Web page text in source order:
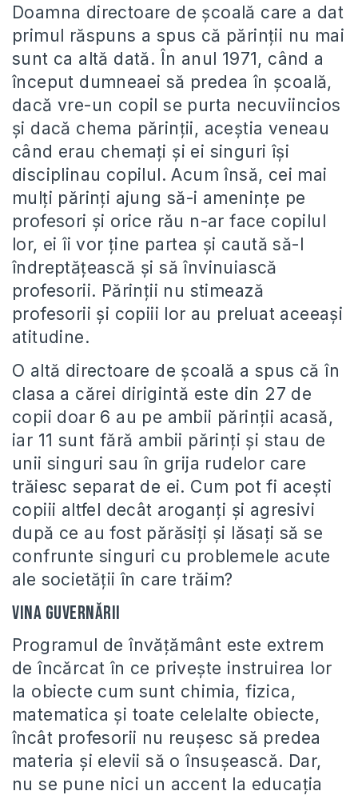
Doamna directoare de şcoală care a dat
primul răspuns a spus că părinţii nu mai
sunt ca altă dată. În anul 1971, când a
început dumneaei să predea în şcoală,
dacă vre-un copil se purta necuviincios
şi dacă chema părinţii, aceştia veneau
când erau chemaţi şi ei singuri îşi
disciplinau copilul. Acum însă, cei mai
mulţi părinţi ajung să-i ameninţe pe
profesori şi orice rău n-ar face copilul
lor, ei îi vor ţine partea şi caută să-l
îndreptăţească şi să învinuiască
profesorii. Părinţii nu stimează
profesorii şi copiii lor au preluat aceeaşi
atitudine.
O altă directoare de şcoală a spus că în
clasa a cărei dirigintă este din 27 de
copii doar 6 au pe ambii părinţii acasă,
iar 11 sunt fără ambii părinţi şi stau de
unii singuri sau în grija rudelor care
trăiesc separat de ei. Cum pot fi aceşti
copiii altfel decât aroganţi şi agresivi
după ce au fost părăsiţi şi lăsaţi să se
confrunte singuri cu problemele acute
ale societăţii în care trăim?
Vina guvernării
Programul de învăţământ este extrem
de încărcat în ce priveşte instruirea lor
la obiecte cum sunt chimia, fizica,
matematica şi toate celelalte obiecte,
încât profesorii nu reuşesc să predea
materia şi elevii să o însuşească. Dar,
nu se pune nici un accent la educaţia